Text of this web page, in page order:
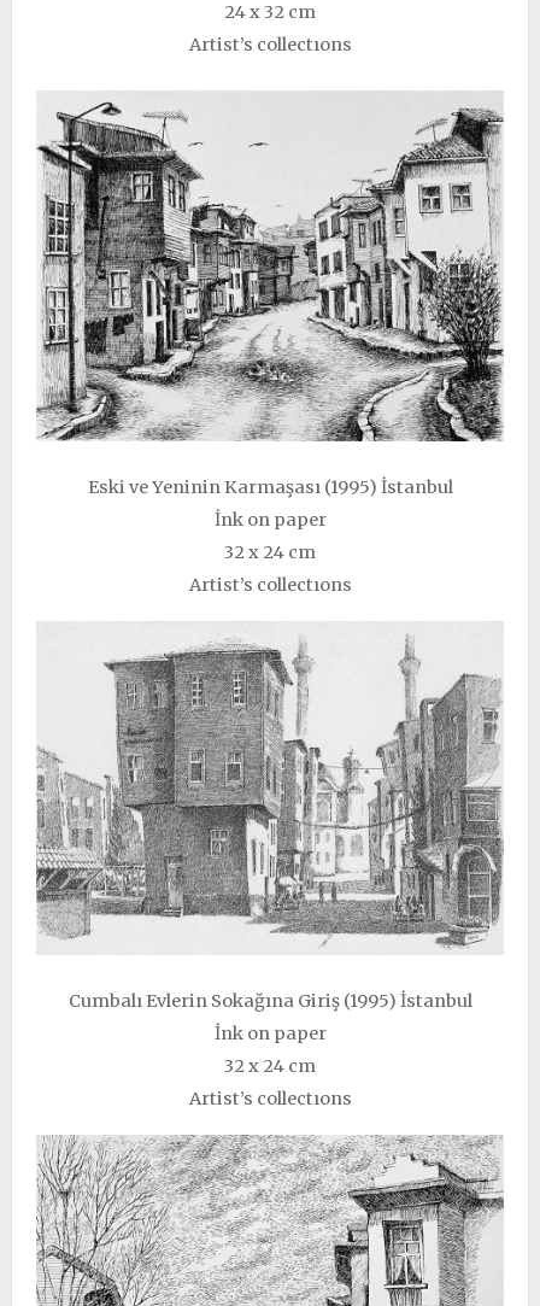
24 x 32 cm
Artist’s collectıons
Eski ve Yeninin Karmaşası (1995) İstanbul
İnk on paper
32 x 24 cm
Artist’s collectıons
Cumbalı Evlerin Sokağına Giriş (1995) İstanbul
İnk on paper
32 x 24 cm
Artist’s collectıons